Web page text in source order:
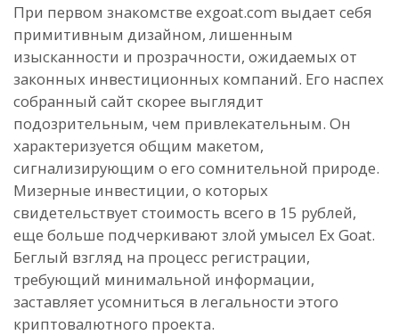
При первом знакомстве exgoat.com выдает себя
примитивным дизайном, лишенным
изысканности и прозрачности, ожидаемых от
законных инвестиционных компаний. Его наспех
собранный сайт скорее выглядит
подозрительным, чем привлекательным. Он
характеризуется общим макетом,
сигнализирующим о его сомнительной природе.
Мизерные инвестиции, о которых
свидетельствует стоимость всего в 15 рублей,
еще больше подчеркивают злой умысел Ex Goat.
Беглый взгляд на процесс регистрации,
требующий минимальной информации,
заставляет усомниться в легальности этого
криптовалютного проекта.